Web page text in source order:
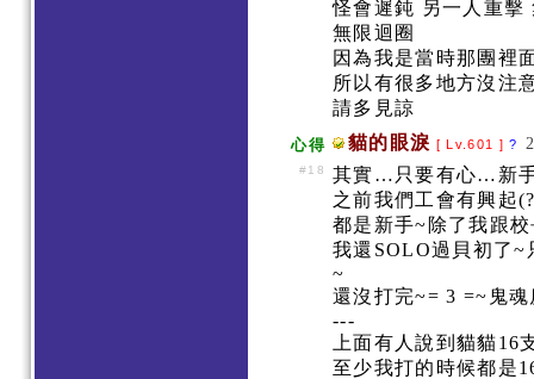
怪會遲鈍 另一人重
無限迴圈
因為我是當時那團裡
所以有很多地方沒注
請多見諒
心得 貓的眼淚 [ Lv.601 ]?
#18
其實…只要有心…新
之前我們工會有興起
都是新手~除了我跟
我還SOLO過貝初了
~
還沒打完~= 3 =~鬼
---
上面有人說到貓貓
至少我打的時候都是